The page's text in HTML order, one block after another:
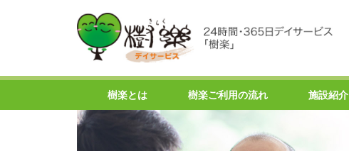
樹楽とは 樹楽ご利用の流れ 施設紹介